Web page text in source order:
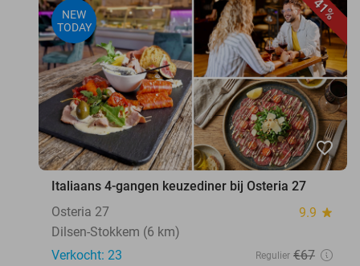
41%
NEW
TODAY
favorite_border
Italiaans 4-gangen keuzediner bij Osteria 27
Osteria 27
9.9 star
Dilsen-Stokkem (6 km)
Verkocht: 23
Regulier €67